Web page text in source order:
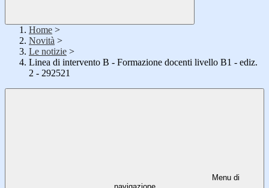
Home >
Novità >
Le notizie >
Linea di intervento B - Formazione docenti livello B1 - ediz.
2 - 292521
Menu di